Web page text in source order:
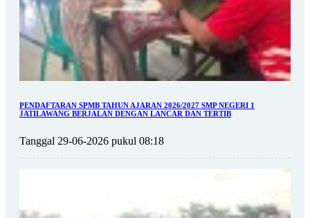
PENDAFTARAN SPMB TAHUN AJARAN 2026/2027 SMP NEGERI 1
JATILAWANG BERJALAN DENGAN LANCAR DAN TERTIB
Tanggal 29-06-2026 pukul 08:18